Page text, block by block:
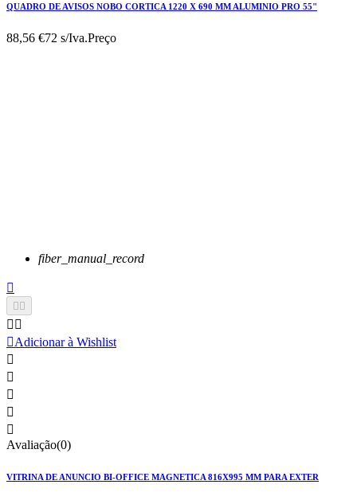
QUADRO DE AVISOS NOBO CORTICA 1220 X 690 MM ALUMINIO PRO 55"
88,56 €72 s/Iva.Preço
fiber_manual_record


 
Adicionar à Wishlist





Avaliação(0)
VITRINA DE ANUNCIO BI-OFFICE MAGNETICA 816X995 MM PARA EXTER